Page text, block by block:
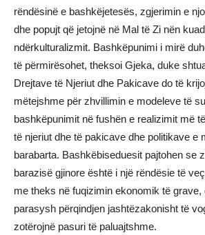
rëndësinë e bashkëjetesës, zgjerimin e
dhe popujt që jetojnë në Mal të Zi nën
ndërkulturalizmit. Bashkëpunimi i mirë
të përmirësohet, theksoi Gjeka, duke
Drejtave të Njeriut dhe Pakicave do të
mëtejshme për zhvillimin e modeleve të
bashkëpunimit në fushën e realizimit më
të njeriut dhe të pakicave dhe politikave e
barabarta. Bashkëbiseduesit pajtohen se
barazisë gjinore është i një rëndësie të
me theks në fuqizimin ekonomik të grave,
parasysh përqindjen jashtëzakonisht të
zotërojnë pasuri të paluajtshme.